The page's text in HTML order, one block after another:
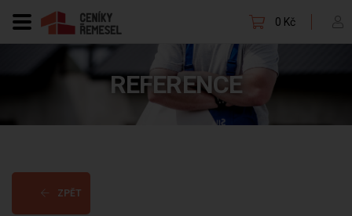
0 Kč
REFERENCE
ZPĚT